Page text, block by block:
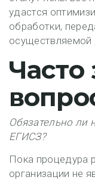
удастся
обработки,
осуществляемой
Обязательно ли
ЕГИСЗ?
Пока процедура
организации не